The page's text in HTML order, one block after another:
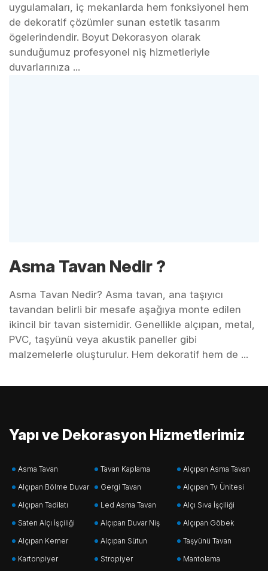
uygulamaları, iç mekanlarda hem fonksiyonel hem
de dekoratif çözümler sunan estetik tasarım
ögelerindendir. Boyut Dekorasyon olarak
sunduğumuz profesyonel niş hizmetleriyle
duvarlarınıza ...
Asma Tavan Nedir ?
Asma Tavan Nedir? Asma tavan, ana taşıyıcı
tavandan belirli bir mesafe aşağıya monte edilen
ikincil bir tavan sistemidir. Genellikle alçıpan, metal,
PVC, taşyünü veya akustik paneller gibi
malzemelerle oluşturulur. Hem dekoratif hem de ...
Yapı ve Dekorasyon Hizmetlerimiz
Asma Tavan Tavan Kaplama
Alçıpan Asma Tavan
Alçıpan Bölme Duvar
Gergi Tavan
Alçıpan Tv Ünitesi
Alçıpan Tadilatı
Led Asma Tavan
Alçı Sıva İşçiliği
Saten Alçı İşçiliği
Alçıpan Duvar Niş
Alçıpan Göbek
Alçıpan Kemer
Alçıpan Sütun
Taşyünü Tavan
Kartonpiyer
Stropiyer
Mantolama